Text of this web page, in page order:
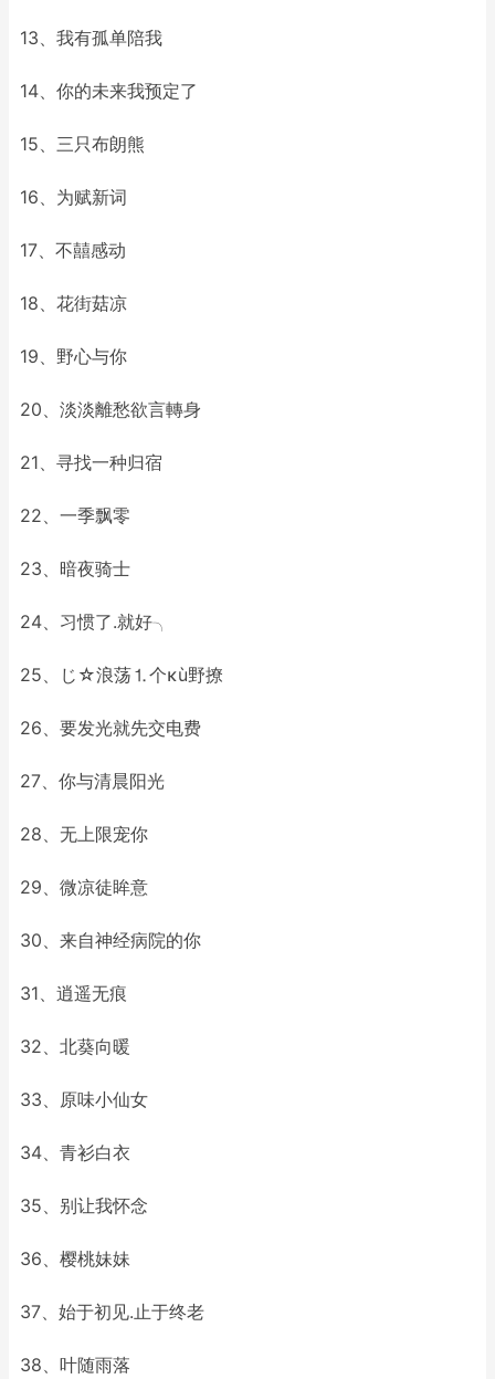
13、我有孤单陪我
14、你的未来我预定了
15、三只布朗熊
16、为赋新词
17、不囍感动
18、花街菇凉
19、野心与你
20、淡淡離愁欲言轉身
21、寻找一种归宿
22、一季飘零
23、暗夜骑士
24、习惯了.就好╮
25、じ☆浪荡⒈个κù野撩
26、要发光就先交电费
27、你与清晨阳光
28、无上限宠你
29、微凉徒眸意
30、来自神经病院的你
31、逍遥无痕
32、北葵向暖
33、原味小仙女
34、青衫白衣
35、别让我怀念
36、樱桃妹妹
37、始于初见.止于终老
38、叶随雨落